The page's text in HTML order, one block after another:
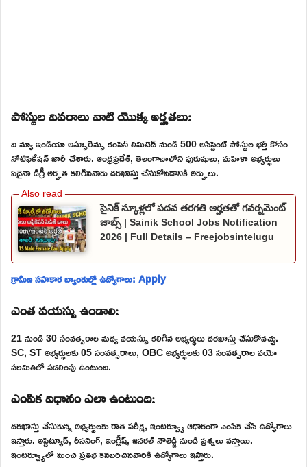
పోస్టుల వివరాలు వాటి యొక్క అర్హతలు:
ది న్యూ ఇండియా అస్సూరెన్సు కంపెనీ లిమిటెడ్ నుండి 500 అసిస్టెంట్ పోస్టుల భర్తీ కోసం
నోటిఫికేషన్ జారీ చేశారు. ఆంధ్రప్రదేశ్, తెలంగాణాలోని పురుషులు, మహిళా అభ్యర్థులు
ఏదైనా డిగ్రీ అర్హత కలిగినవారు దరఖాస్తు చేసుకోవడానికి అర్హులు.
సైనిక్ స్కూళ్లలో పదవ తరగతి అర్హతతో గవర్నమెంట్
జాబ్స్ | Sainik School Jobs Notification
2026 | Full Details – Freejobsintelugu
గ్రామీణ సహకార బ్యాంకుల్లో ఉద్యోగాలు: Apply
ఎంత వయస్సు ఉండాలి:
21 నుండి 30 సంవత్సరాల మధ్య వయస్సు కలిగిన అభ్యర్థులు దరఖాస్తు చేసుకోవచ్చు.
SC, ST అభ్యర్థులకు 05 సంవత్సరాలు, OBC అభ్యర్థులకు 03 సంవత్సరాల వయో
పరిమితిలో సడలింపు ఉంటుంది.
ఎంపిక విధానం ఎలా ఉంటుంది:
దరఖాస్తు చేసుకున్న అభ్యర్థులకు రాత పరీక్ష, ఇంటర్వ్యూ ఆధారంగా ఎంపిక చేసి ఉద్యోగాలు
ఇస్తారు. అప్టిట్యూడ్, రీసనింగ్, ఇంగ్లీష్, జనరల్ నౌలెడ్జి నుండి ప్రశ్నలు వస్తాయి.
ఇంటర్వ్యూలో మంచి ప్రతిభ కనబరిచినవారికి ఉద్యోగాలు ఇస్తారు.